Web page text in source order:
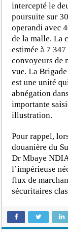
intercepté le
poursuite sur
operandi avec
de la malle. La
estimée à 7
convoyeurs de
vue. La
est une unité
abnégation
importante
illustration.
Pour rappel,
douanière du
Dr Mbaye
l’impérieuse
flux de
sécuritaires